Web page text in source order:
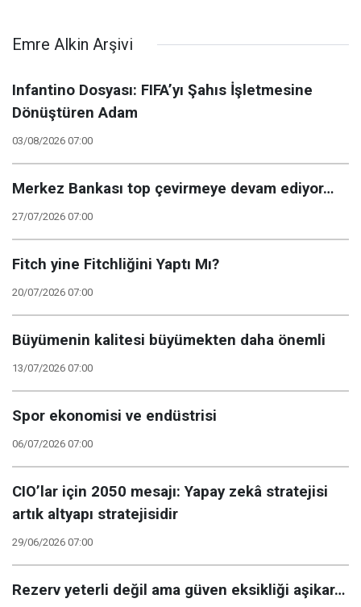
Emre Alkin Arşivi
Infantino Dosyası: FIFA’yı Şahıs İşletmesine
Dönüştüren Adam
03/08/2026 07:00
Merkez Bankası top çevirmeye devam ediyor…
27/07/2026 07:00
Fitch yine Fitchliğini Yaptı Mı?
20/07/2026 07:00
Büyümenin kalitesi büyümekten daha önemli
13/07/2026 07:00
Spor ekonomisi ve endüstrisi
06/07/2026 07:00
CIO’lar için 2050 mesajı: Yapay zekâ stratejisi
artık altyapı stratejisidir
29/06/2026 07:00
Rezerv yeterli değil ama güven eksikliği aşikar…